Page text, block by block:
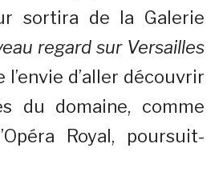
sortira de la Galerie
regard sur Versailles
l’envie d’aller découvrir
du domaine, comme
Royal, poursuit-